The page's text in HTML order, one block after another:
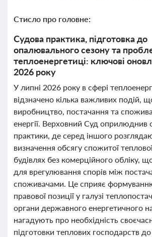
Стисло про головне:
Судова практика, підготовка до
опалювального сезону та
теплоенергетиці: ключові
2026 року
У липні 2026 року в сфері
відзначено кілька важливих подій,
виробництво, постачання та
енергії. Верховний Суд оприлюднив
практики, де серед іншого
визначення обсягу спожитої теплової
будівлях без комерційного обліку,
для врегулювання спорів між
споживачами. Це сприяє
правової позиції у галузі
органи державного енергетичного
нагадують про необхідність
підготовки теплових господарств